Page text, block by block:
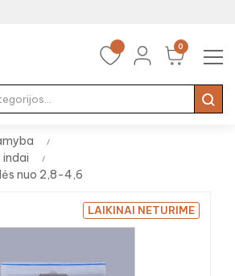
0
☰
nuo 2,8-4,6
LAIKINAI NETURIME